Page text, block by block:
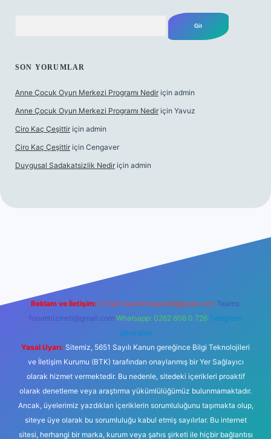
SON YORUMLAR
Anne Çocuk Oyun Merkezi Programı Nedir için admin
Anne Çocuk Oyun Merkezi Programı Nedir için Yavuz
Ciro Kaç Çeşittir için admin
Ciro Kaç Çeşittir için Cengaver
Duygusal Sadakatsizlik Nedir için admin
Reklam ve İletişim: E-mail: backlinkpaneli@gmail.com Teams:
forumhizmeti@gmail.com Whatsapp: 0262 606 0 726 Telegram:
@karabul
Yasal Uyarı: Sitemiz, 5651 Sayılı Kanun gereğince Bilgi Teknolojileri
ve İletişim Kurumu (BTK) tarafından onaylanmış bir Yer Sağlayıcı
olarak hizmet vermektedir. Bu nedenle, sitedeki içerikleri proaktif
olarak denetleme veya araştırma yükümlülüğümüz bulunmamaktadır.
Ancak, üyelerimiz yazdıkları içeriklerin sorumluluğunu taşımakta olup,
siteye üye olarak bu sorumluluğu kabul etmiş sayılırlar. Bu internet
sitesi, herhangi bir marka, kurum veya şahıs şirketi ile hiçbir bağlantısı